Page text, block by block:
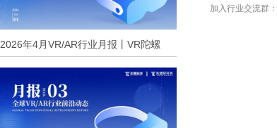
2026年4月VR/AR行业月报丨VR陀螺
加入行业交流群：